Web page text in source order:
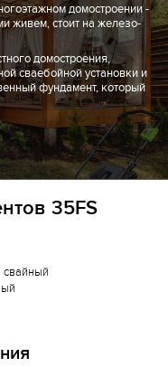
домостроении -
живем, стоит на железо-
домостроения,
сваебойной установки и
фундамент, который
35FS
свайный